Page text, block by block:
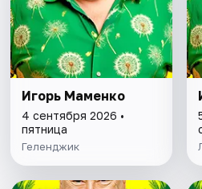
Игорь Маменко
4 сентября 2026 •
пятница
Геленджик